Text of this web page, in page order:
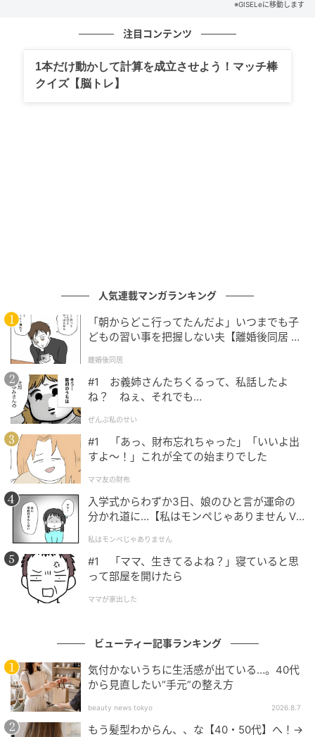
UVAは波長が長く、肌の奥の真皮層にまで達し
、UVA
は肌のハリや弾力を生むコラーゲンやエラスチン、ヒ
アルロン酸などを作り出す繊維芽細胞に損傷を与えて
い５つのこと」 ありがちな「3つのことがない」日焼
け止め
次の記事
「ひと晩で翌朝が違う」美肌の人ほど続けて
の記事をもっとみる
※GISELeに移動します
注目コンテンツ
1本だけ動かして計算を成立させよう！マッチ棒
クイズ【脳トレ】
人気連載マンガランキング
「朝からどこ行ってたんだよ」いつまでも子
どもの習い事を把握しない夫【離婚後同居 Vo
離婚後同居
#1 お義姉さんたちくるって、私話したよ
ね？ ねぇ、それでも…
ぜんぶ私のせい
#1 「あっ、財布忘れちゃった」「いいよ出
すよ〜！」これが全ての始まりでした
ママ友の財布
入学式からわずか3日、娘のひと言が運命の
分かれ道に…【私はモンペじゃありません Vo
私はモンペじゃありません
#1 「ママ、生きてるよね？」寝ていると思
って部屋を開けたら
ママが家出した
ビューティー記事ランキング
気付かないうちに生活感が出ている…。40代
から見直したい“手元”の整え方
beauty news tokyo 2026.8.7
もう髪型わからん、、な【40・50代】へ！→